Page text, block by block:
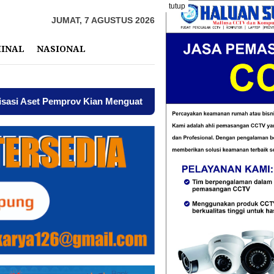
tutup
JUMAT, 7 AGUSTUS 2026
NASIONAL
Pemprov Kian Menguat AWPI Serukan Perdamaian